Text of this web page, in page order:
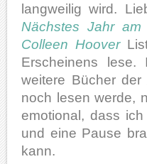
langweilig wird.
Nächstes Jahr
Colleen Hoover
Erscheinens
weitere Bücher
noch lesen werde,
emotional, dass
und eine Pause
kann.